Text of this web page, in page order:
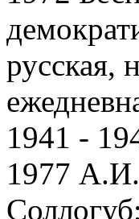
русская,
1941 -
1977